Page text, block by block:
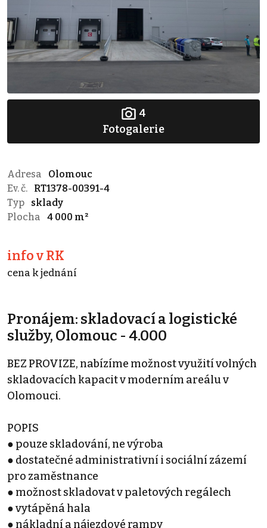
4
Fotogalerie
Adresa
Olomouc
Ev. č.
RT1378-00391-4
Typ
sklady
Plocha
4 000 m²
info v RK
cena k jednání
Pronájem: skladovací a logistické
služby, Olomouc - 4.000
BEZ PROVIZE, nabízíme možnost využití volných
skladovacích kapacit v moderním areálu v
Olomouci.
POPIS
● pouze skladování, ne výroba
● dostatečné administrativní i sociální zázemí
pro zaměstnance
● možnost skladovat v paletových regálech
● vytápěná hala
● nákladní a nájezdové rampy